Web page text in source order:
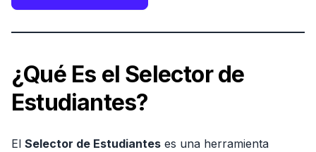
¿Qué Es el Selector de
Estudiantes?
El Selector de Estudiantes es una herramienta